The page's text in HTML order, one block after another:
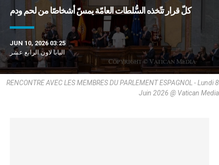
كلّ قرار تتّخذه السُّلطات العامّة يمسّ أشخاصًا من لحم ودم
JUN 10, 2026 03:25
البابا لاون الرابع عشر
RENCONTRE AVEC LES MEMBRES DU PARLEMENT ESPAGNOL - Lundi 8
Juin 2026 @ Vatican Media